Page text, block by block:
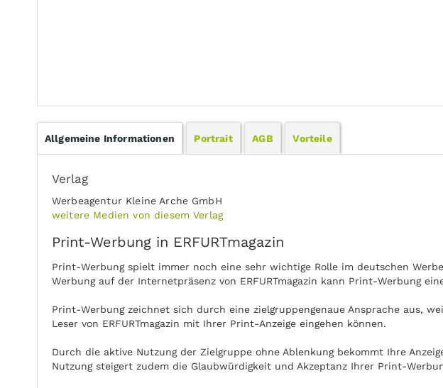
Allgemeine Informationen Portrait AGB Vorteile
Verlag
Werbeagentur Kleine Arche GmbH
weitere Medien von diesem Verlag
Print-Werbung in ERFURTmagazin
Print-Werbung spielt immer noch eine sehr wichtige Rolle im deutschen
Werbung auf der Internetpräsenz von ERFURTmagazin kann Print-Werbung
Print-Werbung zeichnet sich durch eine zielgruppengenaue Ansprache aus,
Leser von ERFURTmagazin mit Ihrer Print-Anzeige eingehen können.
Durch die aktive Nutzung der Zielgruppe ohne Ablenkung bekommt Ihre
Nutzung steigert zudem die Glaubwürdigkeit und Akzeptanz Ihrer Print-